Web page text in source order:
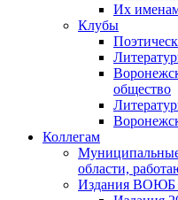
Их
Клубы
общество
Коллегам
области,
Издания ВОЮБ